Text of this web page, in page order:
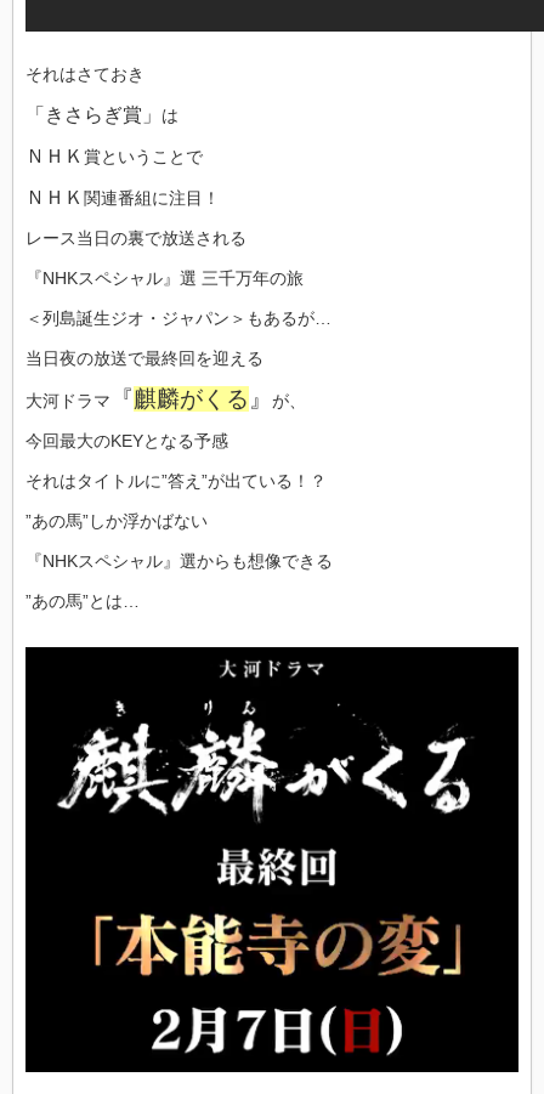
それはさておき
「きさらぎ賞」 は
ＮＨＫ 賞ということで
ＮＨＫ 関連番組に注目！
レース当日の裏で放送される
『NHKスペシャル』選 三千万年の旅
＜列島誕生ジオ・ジャパン＞もあるが…
当日夜の放送で最終回を迎える
大河ドラマ 『麒麟がくる 』 が、
今回最大のKEYとなる予感
それはタイトルに”答え”が出ている！？
”あの馬”しか浮かばない
『NHKスペシャル』選からも想像できる
”あの馬”とは…